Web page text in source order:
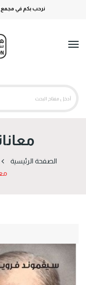
نرحب بكم في مجمع
الصفحة الرئيسية